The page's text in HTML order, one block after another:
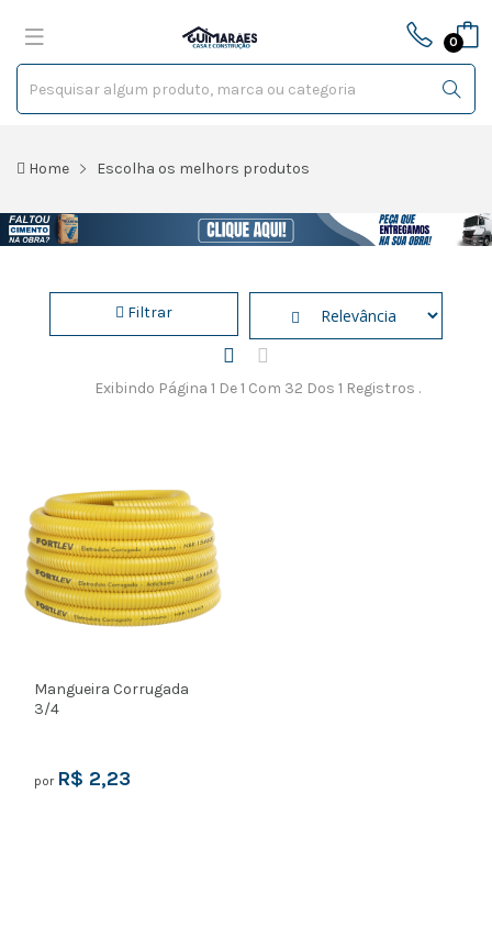
0
Home Escolha os melhors produtos
Filtrar
Exibindo Página 1 De 1 Com 32 Dos 1 Registros .
Mangueira Corrugada
3/4
por R$ 2,23